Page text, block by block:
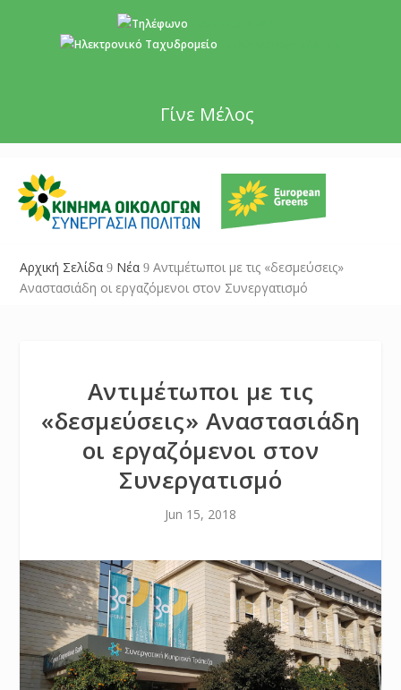
Γίνε Μέλος
Αρχική Σελίδα 9 Νέα 9 Αντιμέτωποι με τις «δεσμεύσεις»
Αναστασιάδη οι εργαζόμενοι στον Συνεργατισμό
Αντιμέτωποι με τις
«δεσμεύσεις» Αναστασιάδη
οι εργαζόμενοι στον
Συνεργατισμό
Jun 15, 2018